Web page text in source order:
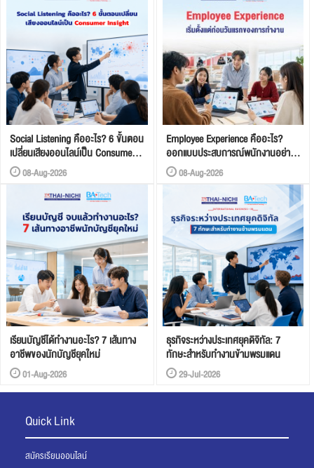
Social Listening คืออะไร? 6 ขั้นตอน
เปลี่ยนเสียงออนไลน์เป็น Consumer
Insight08-Aug-2026
Employee Experience คืออะไร?
ออกแบบประสบการณ์พนักงานอย่าง
เป็นระบบ
08-Aug-2026
เรียนบัญชีได้ทำงานอะไร? 7 เส้นทาง
อาชีพของนักบัญชียุคใหม่
01-Aug-2026
ธุรกิจระหว่างประเทศยุคดิจิทัล: 7
ทักษะสำหรับทำงานข้ามพรมแดน
29-Jul-2026
Quick Link
สมัครเรียนออนไลน์